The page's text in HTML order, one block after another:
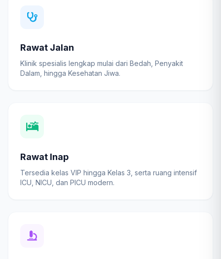
Rawat Jalan
Klinik spesialis lengkap mulai dari Bedah, Penyakit
Dalam, hingga Kesehatan Jiwa.
Rawat Inap
Tersedia kelas VIP hingga Kelas 3, serta ruang intensif
ICU, NICU, dan PICU modern.